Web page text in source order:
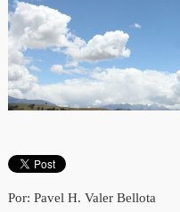
Por: Pavel H. Valer Bellota